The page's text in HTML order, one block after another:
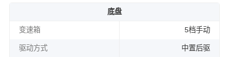
底盘
变速箱 5档手动
驱动方式 中置后驱